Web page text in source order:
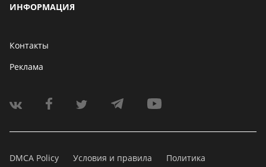
ИНФОРМАЦИЯ
Контакты
Реклама
DMCA Policy Условия и правила
Политика